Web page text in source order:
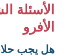
الأسئلة
الأفرو
هل يجب